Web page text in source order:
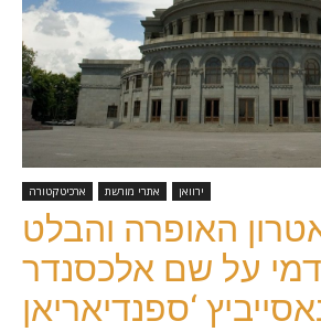
ארכיטקטורה אתרי מורשת ירוואן
האופרה והבלט
על שם אלכסנדר
‘ספנדיאריאן